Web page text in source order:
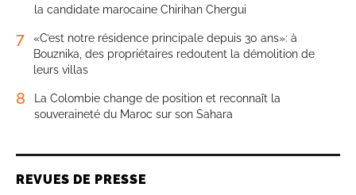
la candidate marocaine Chirihan Chergui
7
«C’est notre résidence principale depuis 30 ans»: à
Bouznika, des propriétaires redoutent la démolition de
leurs villas
8
La Colombie change de position et reconnaît la
souveraineté du Maroc sur son Sahara
REVUES DE PRESSE